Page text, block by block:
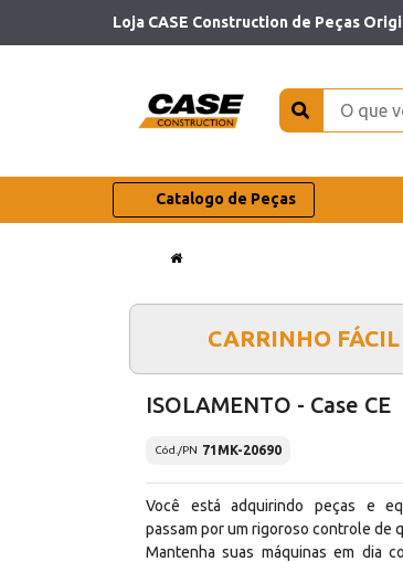
Loja CASE Construction de Peças
Catalogo de Peças
CARRINHO FÁCIL
ISOLAMENTO - Case CE
Cód./PN 71MK-20690
Você está adquirindo peças e
passam por um rigoroso controle de
Mantenha suas máquinas em dia